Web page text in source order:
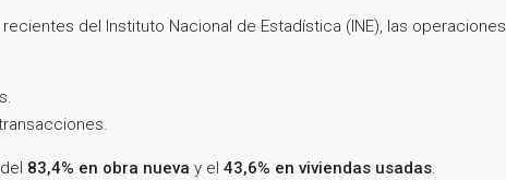
del Instituto Nacional de Estadística (INE), las operaciones
83,4% en obra nueva y el 43,6% en viviendas usadas.